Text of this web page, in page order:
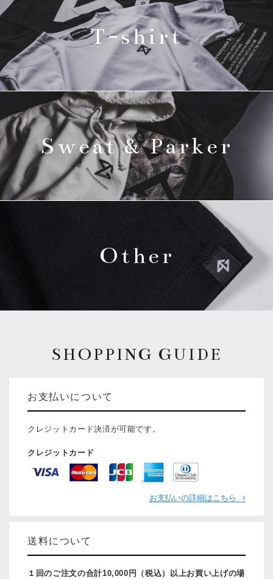
T-shirt
Sweat & Parker
Other
SHOPPING GUIDE
お支払いについて
クレジットカード決済が可能です。
クレジットカード
お支払いの詳細はこちら
送料について
１回のご注文の合計10,000円（税込）以上お買い上げの場